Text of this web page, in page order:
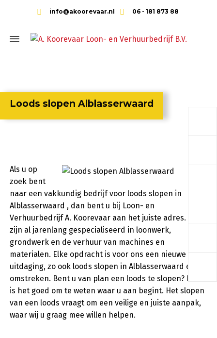
info@akoorevaar.nl 06 - 181 873 88
Loods slopen Alblasserwaard
Als u op
zoek bent
naar een vakkundig bedrijf voor loods slopen in
Alblasserwaard , dan bent u bij Loon- en
Verhuurbedrijf A. Koorevaar aan het juiste adres. Wij
zijn al jarenlang gespecialiseerd in loonwerk,
grondwerk en de verhuur van machines en
materialen. Elke opdracht is voor ons een nieuwe
uitdaging, zo ook loods slopen in Alblasserwaard en
omstreken. Bent u van plan een loods te slopen? Dan
is het goed om te weten waar u aan begint. Het slopen
van een loods vraagt om een veilige en juiste aanpak,
waar wij u graag mee willen helpen.